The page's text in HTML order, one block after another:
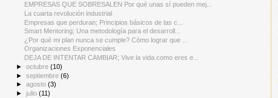
EMPRESAS QUE SOBRESALEN Por qué unas sí pueden mej...
La cuarta revolución industrial
Empresas que perduran; Principios básicos de las c...
Smart Mentoring; Una metodología para el desarroll...
¿Por qué mi plan nunca se cumple? Cómo lograr que ...
Organizaciones Exponenciales
DEJA DE INTENTAR CAMBIAR; Vive la vida como eres e...
►octubre(10)
►septiembre(6)
►agosto(3)
►julio(11)